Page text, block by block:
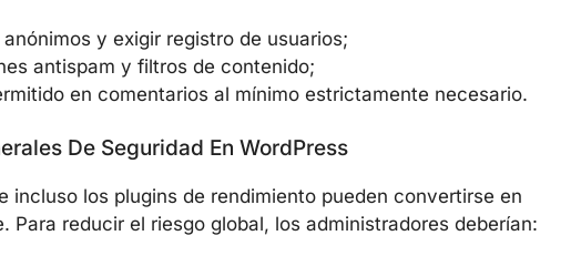
y exigir registro de usuarios;
antispam y filtros de contenido;
en comentarios al mínimo estrictamente necesario.
De Seguridad En WordPress
incluso los plugins de rendimiento pueden convertirse en
Para reducir el riesgo global, los administradores deberían: